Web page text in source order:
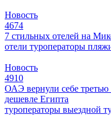
Новость
4674
7 стильных отелей на
отели туроператоры
Новость
4910
ОАЭ вернули себе третью
дешевле Египта
туроператоры выездной